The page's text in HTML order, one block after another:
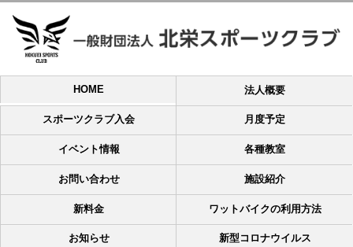
HOME 法人概要
スポーツクラブ入会 月度予定
イベント情報 各種教室
お問い合わせ 施設紹介
新料金 ワットバイクの利用方法
お知らせ 新型コロナウイルス